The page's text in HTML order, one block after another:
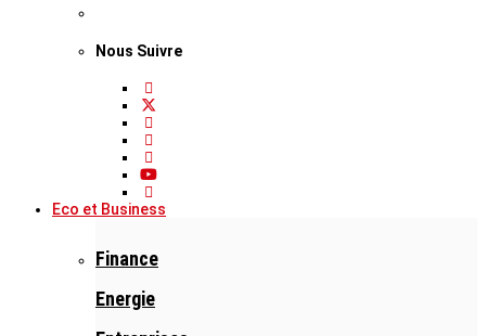
Nous Suivre
Eco et Business
Finance
Energie